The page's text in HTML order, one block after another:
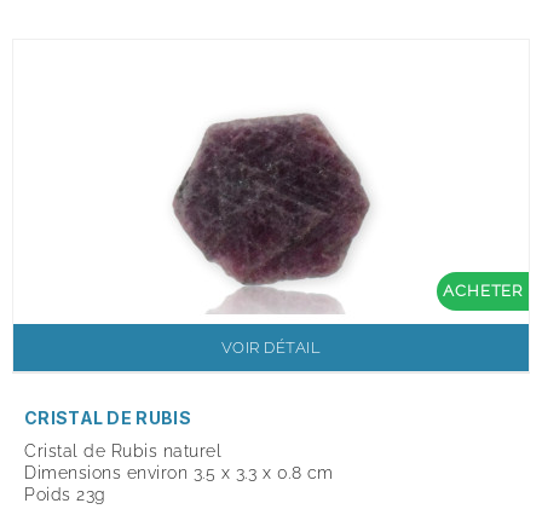
ACHETER
VOIR DÉTAIL
CRISTAL DE RUBIS
Cristal de Rubis naturel
Dimensions environ 3.5 x 3.3 x 0.8 cm
Poids 23g